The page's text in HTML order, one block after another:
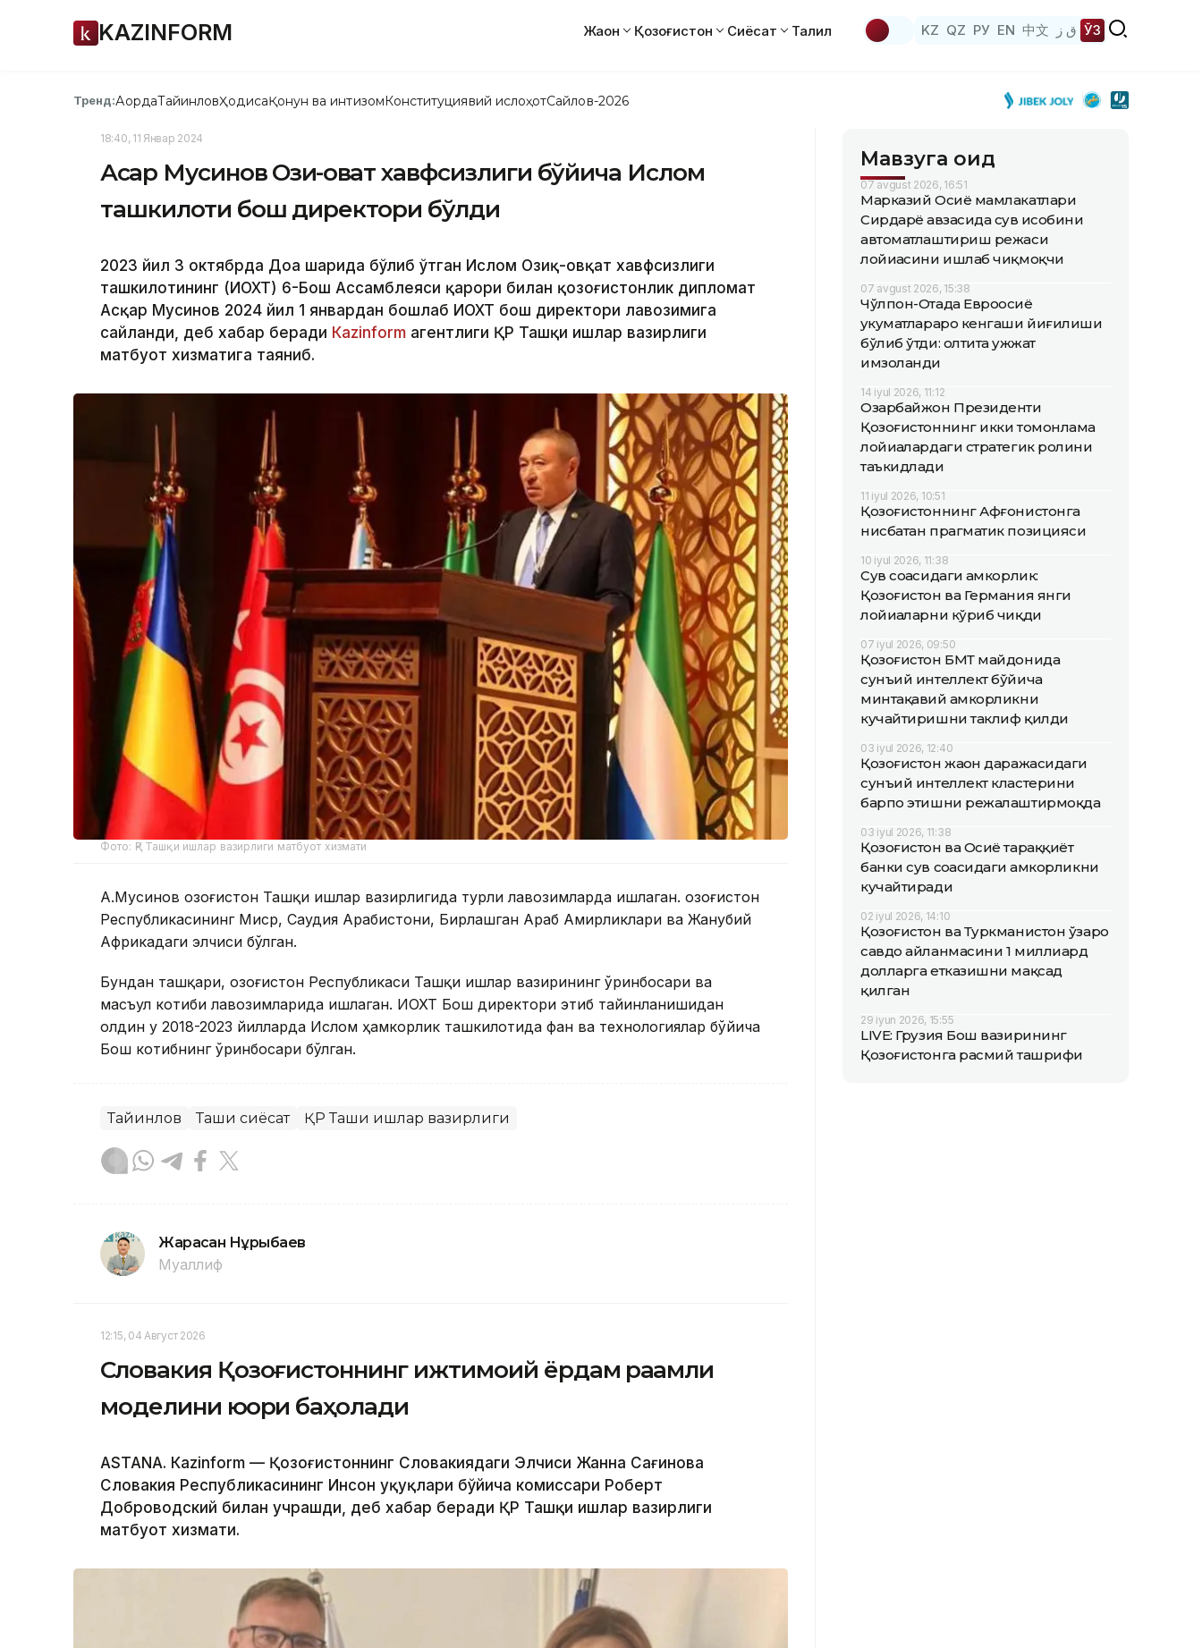
KAZINFORM Жаҳон Қозоғистон Сиёсат Таҳлил KZ QZ РУ EN 中文 ق ز ЎЗ
Тренд:АқордаТайинловҲодисаҚонун ва интизомКонституциявий ислоҳотСайлов-2026
18:40, 11 Январ 2024
Асқар Мусинов Озиқ-овқат хавфсизлиги бўйича Ислом
ташкилоти бош директори бўлди
2023 йил 3 октябрда Доҳа шаҳрида бўлиб ўтган Ислом Озиқ-овқат хавфсизлиги
ташкилотининг (ИОХТ) 6-Бош Ассамблеяси қарори билан қозоғистонлик дипломат
Асқар Мусинов 2024 йил 1 январдан бошлаб ИОХТ бош директори лавозимига
сайланди, деб хабар беради Каzinform агентлиги ҚР Ташқи ишлар вазирлиги
матбуот хизматига таяниб.
Фото: ҚР Ташқи ишлар вазирлиги матбуот хизмати
А.Мусинов Қозоғистон Ташқи ишлар вазирлигида турли лавозимларда ишлаган. Қозоғистон
Республикасининг Миср, Саудия Арабистони, Бирлашган Араб Амирликлари ва Жанубий
Африкадаги элчиси бўлган.
Бундан ташқари, Қозоғистон Республикаси Ташқи ишлар вазирининг ўринбосари ва
масъул котиби лавозимларида ишлаган. ИОХТ Бош директори этиб тайинланишидан
олдин у 2018-2023 йилларда Ислом ҳамкорлик ташкилотида фан ва технологиялар бўйича
Бош котибнинг ўринбосари бўлган.
Тайинлов Ташқи сиёсат ҚР Ташқи ишлар вазирлиги
Жарасқан Нұрыбаев
Муаллиф
12:15, 04 Август 2026
Словакия Қозоғистоннинг ижтимоий ёрдам рақамли
моделини юқори баҳолади
ASTANА. Кazinform — Қозоғистоннинг Словакиядаги Элчиси Жанна Сағинова
Словакия Республикасининг Инсон ҳуқуқлари бўйича комиссари Роберт
Доброводский билан учрашди, деб хабар беради ҚР Ташқи ишлар вазирлиги
матбуот хизмати.
Мавзуга оид
07 avgust 2026, 16:51
Марказий Осиё мамлакатлари
Сирдарё ҳавзасида сув ҳисобини
автоматлаштириш режаси
лойиҳасини ишлаб чиқмоқчи
07 avgust 2026, 15:38
Чўлпон-Отада Евроосиё
ҳукуматлараро кенгаши йиғилиши
бўлиб ўтди: олтита ҳужжат
имзоланди
14 iyul 2026, 11:12
Озарбайжон Президенти
Қозоғистоннинг икки томонлама
лойиҳалардаги стратегик ролини
таъкидлади
11 iyul 2026, 10:51
Қозоғистоннинг Афғонистонга
нисбатан прагматик позицияси
10 iyul 2026, 11:38
Сув соҳасидаги ҳамкорлик:
Қозоғистон ва Германия янги
лойиҳаларни кўриб чиқди
07 iyul 2026, 09:50
Қозоғистон БМТ майдонида
сунъий интеллект бўйича
минтақавий ҳамкорликни
кучайтиришни таклиф қилди
03 iyul 2026, 12:40
Қозоғистон жаҳон даражасидаги
сунъий интеллект кластерини
барпо этишни режалаштирмоқда
03 iyul 2026, 11:38
Қозоғистон ва Осиё тараққиёт
банки сув соҳасидаги ҳамкорликни
кучайтиради
02 iyul 2026, 14:10
Қозоғистон ва Туркманистон ўзаро
савдо айланмасини 1 миллиард
долларга етказишни мақсад
қилган
29 iyun 2026, 15:55
LIVE: Грузия Бош вазирининг
Қозоғистонга расмий ташрифи